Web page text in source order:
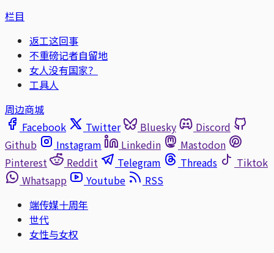
栏目
返工这回事
不重磅记者自留地
女人没有国家？
工具人
周边商城
Facebook
Twitter Bluesky
Discord
Github
Instagram Linkedin
Mastodon
Pinterest
Reddit Telegram Threads
Tiktok
Whatsapp
Youtube
RSS
端传媒十周年
世代
女性与女权